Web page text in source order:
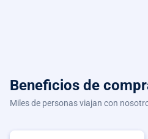
Beneficios de
Miles de personas viajan con